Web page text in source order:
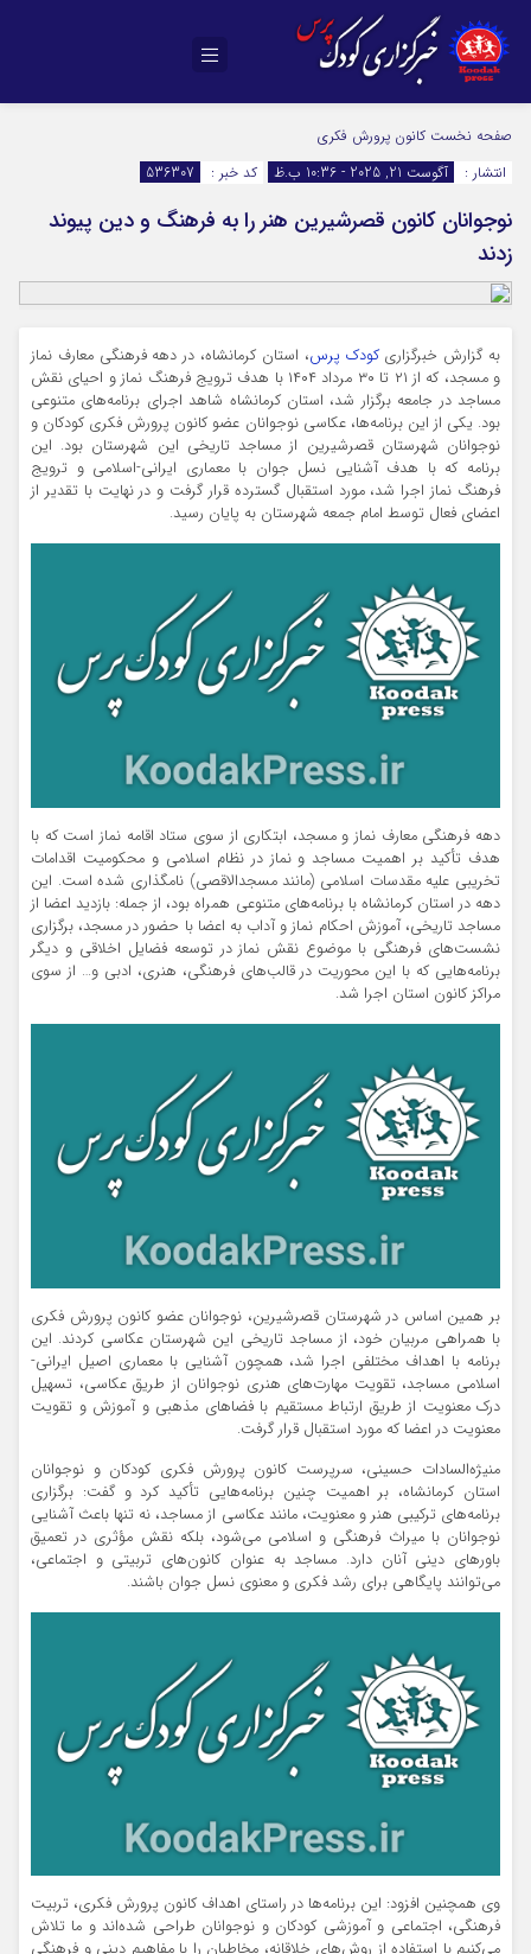
صفحه نخست کانون پرورش فکری
انتشار :
آگوست 21, 2025 - 10:36 ب.ظ کد خبر : 536307
نوجوانان کانون قصرشیرین هنر را به فرهنگ و دین پیوند
زدند
به گزارش خبرگزاریکودک پرس، استان کرمانشاه، در دهه فرهنگی معارف نماز
و مسجد، که از ۲۱ تا ۳۰ مرداد ۱۴۰۴ با هدف ترویج فرهنگ نماز و احیای نقش
مساجد در جامعه برگزار شد، استان کرمانشاه شاهد اجرای برنامه‌های متنوعی
بود. یکی از این برنامه‌ها، عکاسی نوجوانان عضو کانون پرورش فکری کودکان و
نوجوانان شهرستان قصرشیرین از مساجد تاریخی این شهرستان بود. این
برنامه که با هدف آشنایی نسل جوان با معماری ایرانی-اسلامی و ترویج
فرهنگ نماز اجرا شد، مورد استقبال گسترده قرار گرفت و در نهایت با تقدیر از
اعضای فعال توسط امام جمعه شهرستان به پایان رسید.
دهه فرهنگی معارف نماز و مسجد، ابتکاری از سوی ستاد اقامه نماز است که با
هدف تأکید بر اهمیت مساجد و نماز در نظام اسلامی و محکومیت اقدامات
تخریبی علیه مقدسات اسلامی (مانند مسجدالاقصی) نامگذاری شده است. این
دهه در استان کرمانشاه با برنامه‌های متنوعی همراه بود، از جمله: بازدید اعضا از
مساجد تاریخی، آموزش احکام نماز و آداب به اعضا با حضور در مسجد، برگزاری
نشست‌های فرهنگی با موضوع نقش نماز در توسعه فضایل اخلاقی و دیگر
برنامه‌هایی که با این محوریت در قالب‌های فرهنگی، هنری، ادبی و… از سوی
مراکز کانون استان اجرا شد.
بر همین اساس در شهرستان قصرشیرین، نوجوانان عضو کانون پرورش فکری
با همراهی مربیان خود، از مساجد تاریخی این شهرستان عکاسی کردند. این
برنامه با اهداف مختلفی اجرا شد، همچون آشنایی با معماری اصیل ایرانی-
اسلامی مساجد، تقویت مهارت‌های هنری نوجوانان از طریق عکاسی، تسهیل
درک معنویت از طریق ارتباط مستقیم با فضاهای مذهبی و آموزش و تقویت
معنویت در اعضا که مورد استقبال قرار گرفت.
منیژه‌السادات حسینی، سرپرست کانون پرورش فکری کودکان و نوجوانان
استان کرمانشاه، بر اهمیت چنین برنامه‌هایی تأکید کرد و گفت: برگزاری
برنامه‌های ترکیبی هنر و معنویت، مانند عکاسی از مساجد، نه تنها باعث آشنایی
نوجوانان با میراث فرهنگی و اسلامی می‌شود، بلکه نقش مؤثری در تعمیق
باورهای دینی آنان دارد. مساجد به عنوان کانون‌های تربیتی و اجتماعی،
می‌توانند پایگاهی برای رشد فکری و معنوی نسل جوان باشند.
وی همچنین افزود: این برنامه‌ها در راستای اهداف کانون پرورش فکری، تربیت
فرهنگی، اجتماعی و آموزشی کودکان و نوجوانان طراحی شده‌اند و ما تلاش